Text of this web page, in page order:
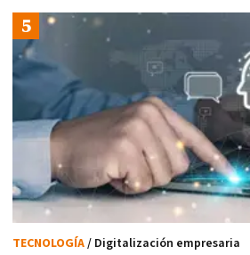
TECNOLOGÍA/ Digitalización empresaria